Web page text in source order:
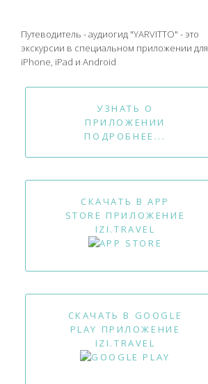
Путеводитель - аудиогид "YARVITTO" - это
экскурсии в специальном приложении для
iPhone, iPad и Android
УЗНАТЬ О
ПРИЛОЖЕНИИ
ПОДРОБНЕЕ...
СКАЧАТЬ В APP
STORE ПРИЛОЖЕНИЕ
IZI.TRAVEL
СКАЧАТЬ В GOOGLE
PLAY ПРИЛОЖЕНИЕ
IZI.TRAVEL